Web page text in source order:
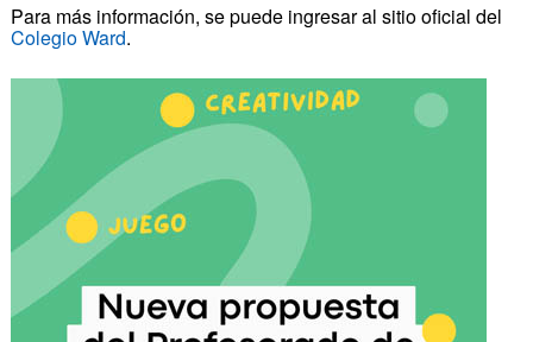
Para más información, se puede ingresar al sitio oficial del
Colegio Ward.